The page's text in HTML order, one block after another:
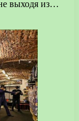
выходя из…